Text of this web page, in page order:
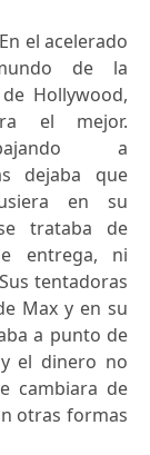
el acelerado
de la
Hollywood,
el mejor.
a
dejaba que
en su
trataba de
entrega, ni
tentadoras
Max y en su
a punto de
el dinero no
cambiara de
otras formas